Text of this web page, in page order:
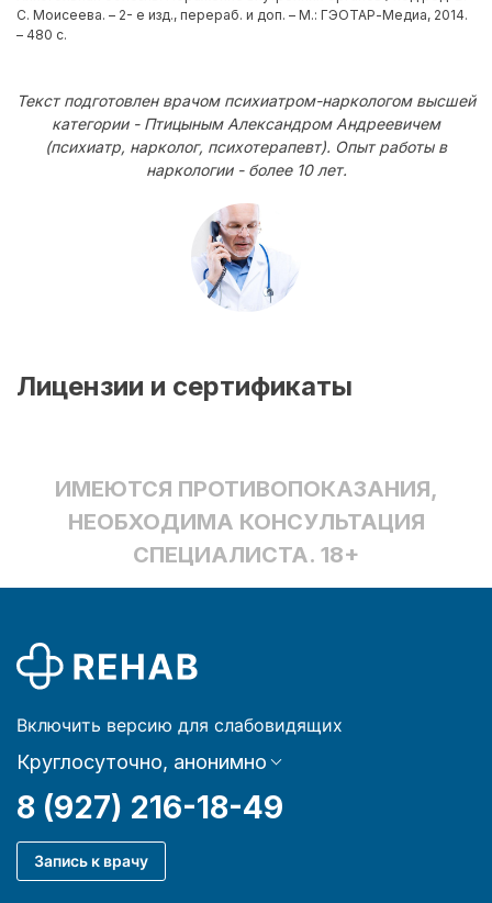
С. Моисеева. – 2- е изд., перераб. и доп. – М.: ГЭОТАР-Медиа, 2014.
– 480 с.
Текст подготовлен врачом психиатром-наркологом высшей
категории - Птицыным Александром Андреевичем
(психиатр, нарколог, психотерапевт). Опыт работы в
наркологии - более 10 лет.
Лицензии и сертификаты
ИМЕЮТСЯ ПРОТИВОПОКАЗАНИЯ,
НЕОБХОДИМА КОНСУЛЬТАЦИЯ
СПЕЦИАЛИСТА. 18+
Включить версию для слабовидящих
Круглосуточно, анонимно
8 (927) 216-18-49
Запись к врачу